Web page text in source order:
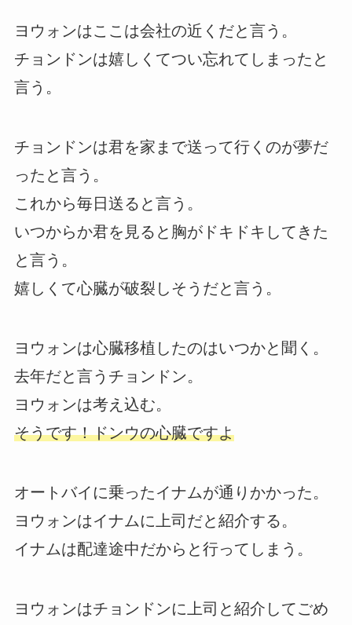
ヨウォンはここは会社の近くだと言う。
チョンドンは嬉しくてつい忘れてしまったと
言う。
チョンドンは君を家まで送って行くのが夢だ
ったと言う。
これから毎日送ると言う。
いつからか君を見ると胸がドキドキしてきた
と言う。
嬉しくて心臓が破裂しそうだと言う。
ヨウォンは心臓移植したのはいつかと聞く。
去年だと言うチョンドン。
ヨウォンは考え込む。
そうです！ドンウの心臓ですよ
オートバイに乗ったイナムが通りかかった。
ヨウォンはイナムに上司だと紹介する。
イナムは配達途中だからと行ってしまう。
ヨウォンはチョンドンに上司と紹介してごめ